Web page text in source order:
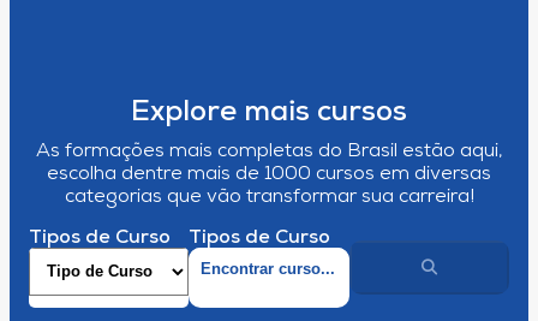
Explore mais cursos
As formações mais completas do Brasil estão aqui,
escolha dentre mais de 1000 cursos em diversas
categorias que vão transformar sua carreira!
Tipos de Curso Tipos de Curso